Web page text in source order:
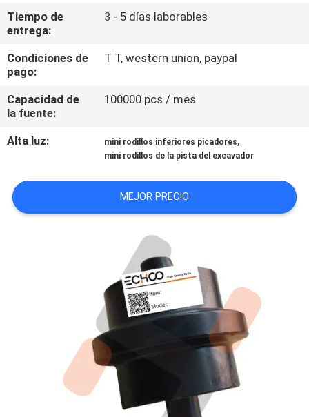
NOTICIAS
PIDA
UNA
CITA
DEL
SITIO
Tiempo de
entrega:
3 - 5 días laborables
Condiciones de
pago:
T T, western union, paypal
Capacidad de
la fuente:
100000 pcs / mes
Alta luz: mini rodillos inferiores picadores,
mini rodillos de la pista del excavador
MEJOR PRECIO